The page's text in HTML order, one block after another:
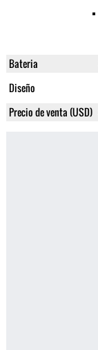
Bateria
Diseño
Precio de venta (USD)